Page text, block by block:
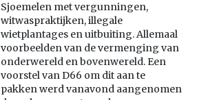
Sjoemelen met vergunningen,
witwaspraktijken, illegale
wietplantages en uitbuiting. Allemaal
voorbeelden van de vermenging van
onderwereld en bovenwereld. Een
voorstel van D66 om dit aan te
pakken werd vanavond aangenomen